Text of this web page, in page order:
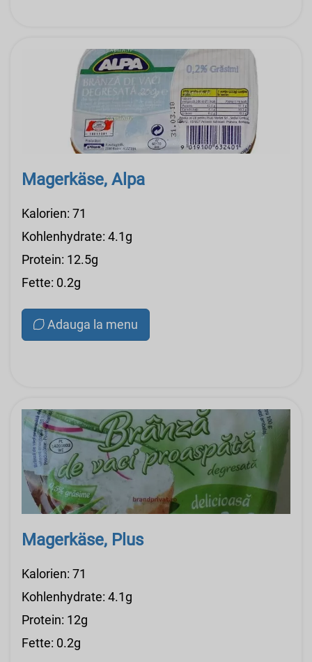
Magerkäse, Alpa
Kalorien: 71
Kohlenhydrate: 4.1g
Protein: 12.5g
Fette: 0.2g
Adauga la menu
Magerkäse, Plus
Kalorien: 71
Kohlenhydrate: 4.1g
Protein: 12g
Fette: 0.2g